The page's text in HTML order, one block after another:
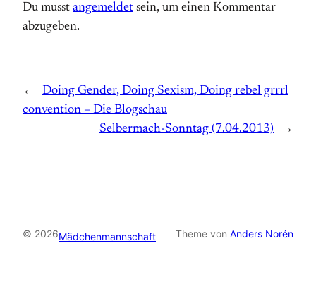
Du musst angemeldet sein, um einen Kommentar
abzugeben.
←
Doing Gender, Doing Sexism, Doing rebel grrrl
convention – Die Blogschau
Selbermach-Sonntag (7.04.2013)
→
© 2026Mädchenmannschaft Theme von Anders Norén